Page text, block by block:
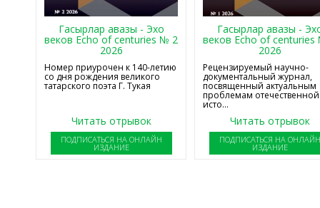
Гасырлар авазы - Эхо
веков Echo of centuries № 2
2026
Номер приурочен к 140-летию
со дня рождения великого
татарского поэта Г. Тукая
Читать отрывок
ПОДПИСАТЬСЯ НА ОНЛАЙН
ИЗДАНИЕ
Гасырлар авазы -
веков Echo of
2026
Рецензируемый научно-
документальный журнал,
посвященный актуальным
проблемам отечественной
исто...
Читать отрывок
ПОДПИСАТЬСЯ НА
ИЗДАНИЕ